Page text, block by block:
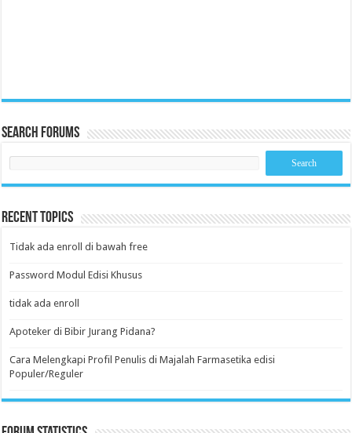
Search Forums
Recent Topics
Tidak ada enroll di bawah free
Password Modul Edisi Khusus
tidak ada enroll
Apoteker di Bibir Jurang Pidana?
Cara Melengkapi Profil Penulis di Majalah Farmasetika edisi
Populer/Reguler